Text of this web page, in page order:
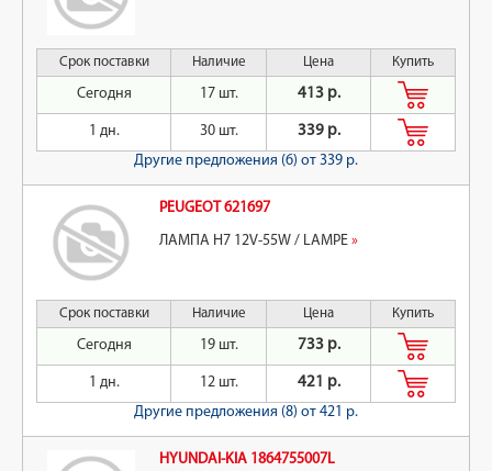
Срок поставки Наличие Цена Купить
Сегодня 17 шт. 413 р.
1 дн. 30 шт.
339 р.
Другие предложения (6) от 339 р.
PEUGEOT 621697
ЛАМПА H7 12V-55W / LAMPE »
Срок поставки Наличие Цена Купить
Сегодня 19 шт. 733 р.
1 дн. 12 шт.
421 р.
Другие предложения (8) от 421 р.
HYUNDAI-KIA 1864755007L